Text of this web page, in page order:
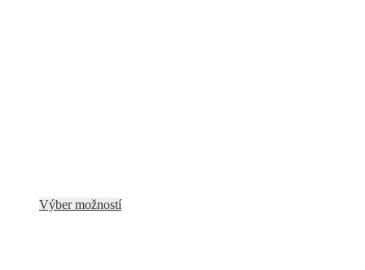
Výber možnostíTento